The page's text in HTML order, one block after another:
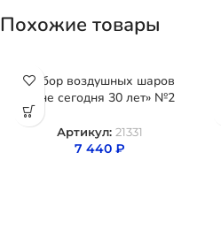
Похожие товары
Набор воздушных шаров
«Мне сегодня 30 лет» №2
Артикул: 21331
7 440 ₽